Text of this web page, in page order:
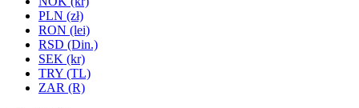
PLN (zł)
RON (lei)
RSD (Din.)
SEK (kr)
TRY (TL)
ZAR (R)